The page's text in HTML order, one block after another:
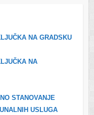
NA GRADSKU
NA
STANOVANJE
USLUGA